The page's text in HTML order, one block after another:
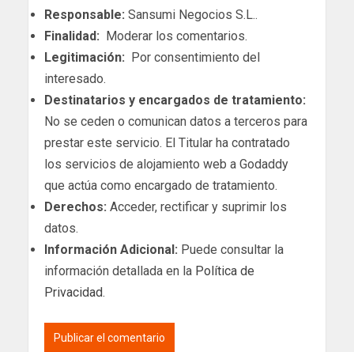
Responsable: Sansumi Negocios S.L..
Finalidad: Moderar los comentarios.
Legitimación: Por consentimiento del
interesado.
Destinatarios y encargados de tratamiento:
No se ceden o comunican datos a terceros para
prestar este servicio. El Titular ha contratado
los servicios de alojamiento web a Godaddy
que actúa como encargado de tratamiento.
Derechos: Acceder, rectificar y suprimir los
datos.
Información Adicional: Puede consultar la
información detallada en la Política de
Privacidad.